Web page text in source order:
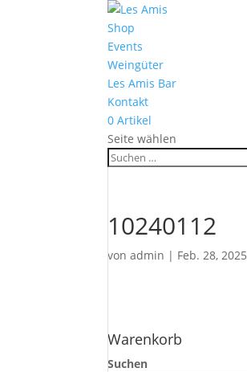
Shop
Events
Weingüter
Les Amis Bar
Kontakt
0 Artikel
Seite wählen
10240112
vonadmin | Feb. 28, 2025
Warenkorb
Suchen